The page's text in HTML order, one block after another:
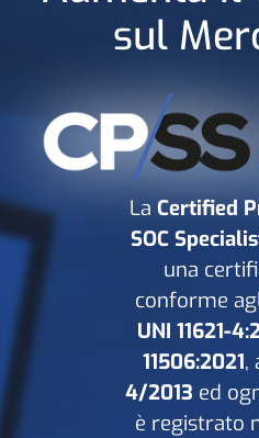
sul
La Certified
SOC
una
conforme
UNI 11621-
11506:2021,
4/2013 ed
è registrato